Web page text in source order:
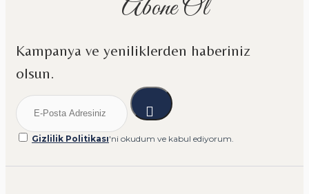
Abone Ol
Kampanya ve yeniliklerden haberiniz
olsun.
Gizlilik Politikası'ni okudum ve kabul ediyorum.